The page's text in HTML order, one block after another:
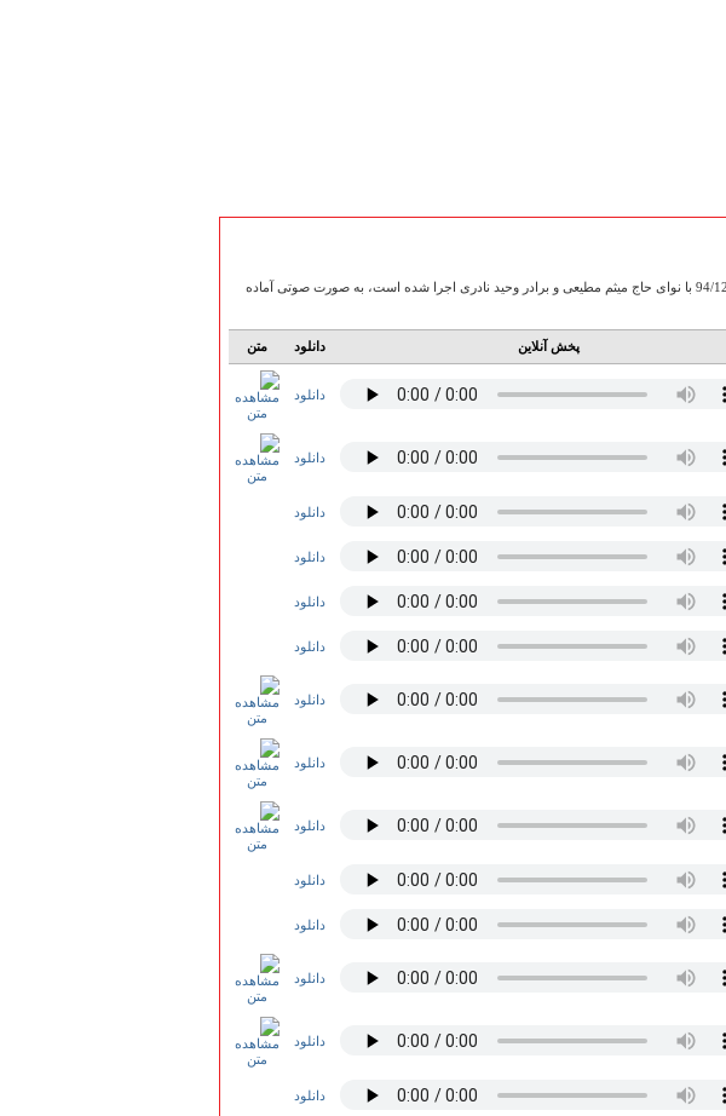
جلسه عزاداری شب شهادت حضرت زهرا (س) - فاطمیه دوم - هیأت شهدای گمنام که مورخ 94/12/22 با نوای حاج میثم مطیعی و برادر وحید نادری اجرا شده است، به صورت صوتی آماده
پخش آنلاین دانلود متن
دانلود
دانلود
دانلود
دانلود
دانلود
دانلود
دانلود
دانلود
دانلود
دانلود
دانلود
دانلود
دانلود
دانلود